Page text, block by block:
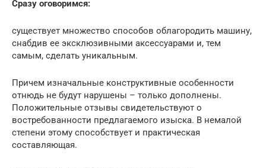
Сразу оговоримся:
существует множество способов облагородить машину,
снабдив ее эксклюзивными аксессуарами и, тем
самым, сделать уникальным.
Причем изначальные конструктивные особенности
отнюдь не будут нарушены – только дополнены.
Положительные отзывы свидетельствуют о
востребованности предлагаемого изыска. В немалой
степени этому способствует и практическая
составляющая.